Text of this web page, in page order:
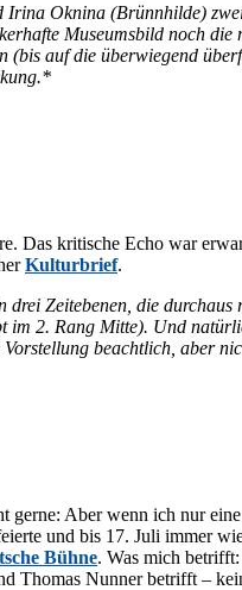
Okni­na (Brünn­hil­de)
Mu­se­ums­bild noch
(bis auf die über­wie­gend
Das kri­ti­sche Echo war
Kul­tur­brief.
Zeit­ebe­nen, die
im 2. Rang Mit­te). Und
be­acht­lich, aber
ger­ne: Aber wenn ich nur
und bis 17. Juli im­mer
Büh­ne. Was mich
Tho­mas Nun­ner be­trifft –